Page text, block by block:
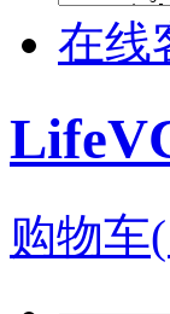
在线
购物车(